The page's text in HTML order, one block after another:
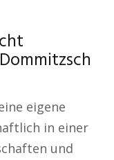
eigene
in einer
und